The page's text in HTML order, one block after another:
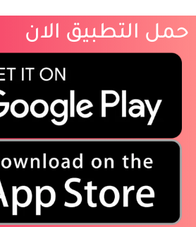
حمل التطبيق الان